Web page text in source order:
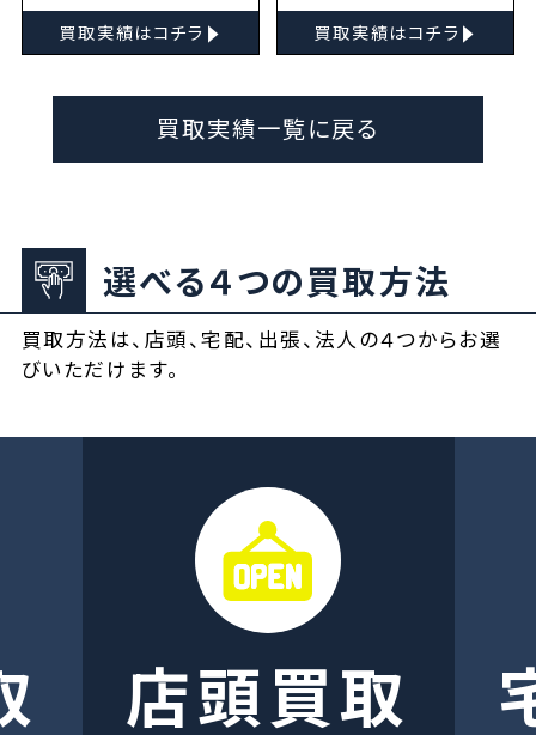
買取実績はコチラ ▸ 買取実績はコチラ ▸
買取実績一覧に戻る
選べる４つの買取方法
買取方法は、店頭、宅配、出張、法人の４つからお選
びいただけます。
店頭買取